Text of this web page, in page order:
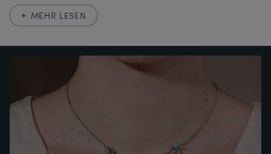
Farbe waren Türkise auch aus dem Grunde
dieselbe Bedeutung zukam wie dem
Vergissmeinnicht in der Sprache der Blumen. Die
Nähe der Farbe zum Vergissmeinnicht wird auch
hier genutzt, um die zarte Blütengirlande farblich
zu ergänzen und subtil mit Bedeutung
aufzuladen.
MEHR LESEN